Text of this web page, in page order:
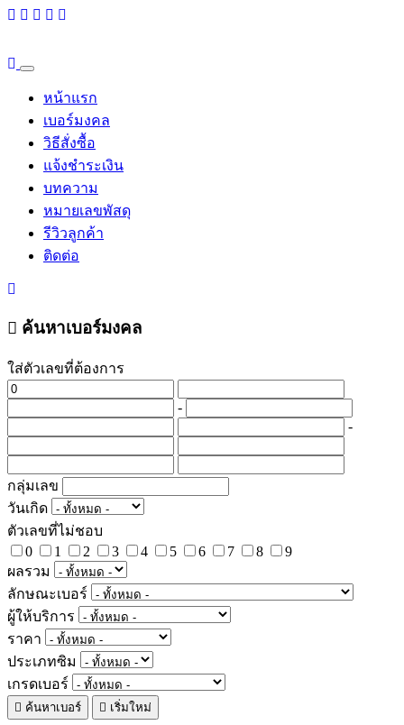
หน้าแรก
เบอร์มงคล
วิธีสั่งซื้อ
แจ้งชำระเงิน
บทความ
หมายเลขพัสดุ
รีวิวลูกค้า
ติดต่อ
ค้นหาเบอร์มงคล
ใส่ตัวเลขที่ต้องการ
-
-
กลุ่มเลข
วันเกิด
ตัวเลขที่ไม่ชอบ
0
1 2 3 4 5 6 7 8
9
ผลรวม
ลักษณะเบอร์
ผู้ให้บริการ
ราคา
ประเภทซิม
เกรดเบอร์
ค้นหาเบอร์ เริ่มใหม่